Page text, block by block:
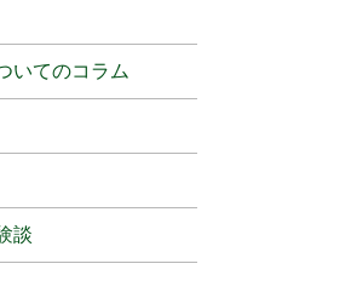
いてのコラム
談